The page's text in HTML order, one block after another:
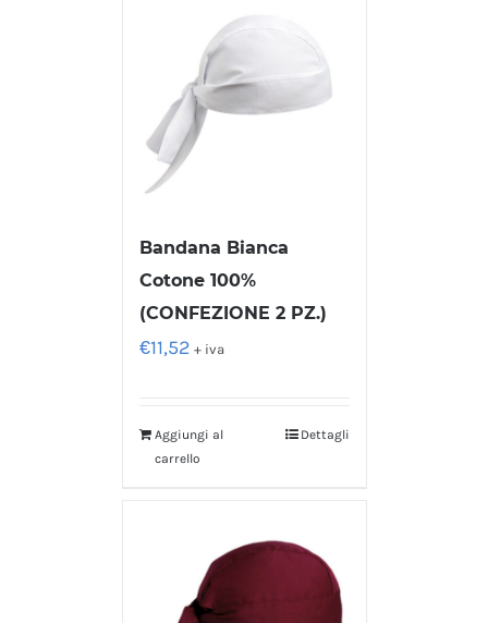
Bandana Bianca
Cotone 100%
(CONFEZIONE 2 PZ.)
€11,52 + iva
Aggiungi al
carrello
Dettagli